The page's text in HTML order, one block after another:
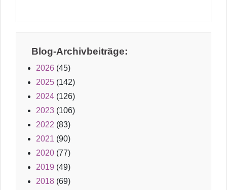
Blog-Archivbeiträge:
2026 (45)
2025 (142)
2024 (126)
2023 (106)
2022 (83)
2021 (90)
2020 (77)
2019 (49)
2018 (69)